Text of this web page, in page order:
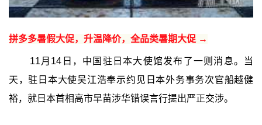
拼多多暑假大促，升温降价，全品类暑期大促 →
11月14日，中国驻日本大使馆发布了一则消息。当
天，驻日本大使吴江浩奉示约见日本外务事务次官船越健
裕，就日本首相高市早苗涉华错误言行提出严正交涉。